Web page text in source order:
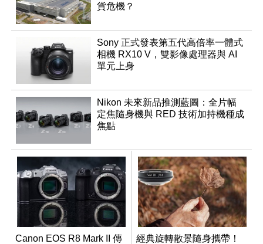
貨危機？
Sony 正式發表第五代高倍率一體式
相機 RX10 V，雙影像處理器與 AI
單元上身
Nikon 未來新品推測藍圖：全片幅
定焦隨身機與 RED 技術加持機種成
焦點
Canon EOS R8 Mark II 傳
經典旋轉散景隨身攜帶！